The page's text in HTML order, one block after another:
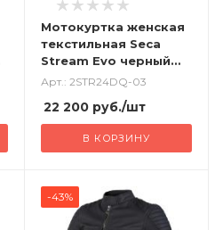
Мотокуртка женская
текстильная Seca
Stream Evo черный
серый
Арт.: 2STR24DQ-03
22 200руб./шт
В КОРЗИНУ
-43%